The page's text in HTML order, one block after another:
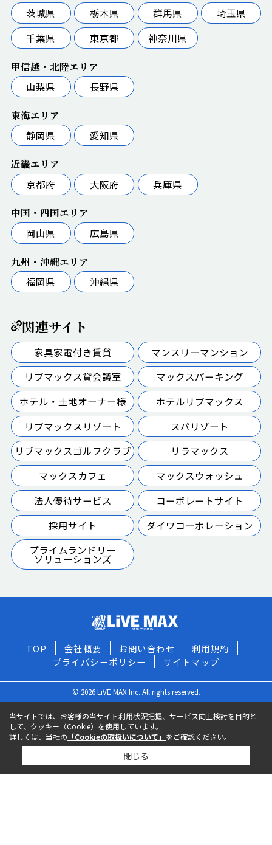
茨城県
栃木県 群馬県
埼玉県
千葉県
東京都 神奈川県
甲信越・北陸エリア
山梨県
長野県
東海エリア
静岡県
愛知県
近畿エリア
京都府
大阪府 兵庫県
中国・四国エリア
岡山県
広島県
九州・沖縄エリア
福岡県
沖縄県
関連サイト
家具家電付き賃貸
マンスリーマンション
リブマックス貸会議室
マックスパーキング
ホテル・土地オーナー様
ホテルリブマックス
リブマックスリゾート
スパリゾート
リブマックスゴルフクラブ
リラマックス
マックスカフェ
マックスウォッシュ
法人優待サービス
コーポレートサイト
採用サイト
ダイワコーポレーション
プライムランドリー
ソリューションズ
TOP 会社概要 お問い合わせ
利用規約
プライバシーポリシー
サイトマップ
© 2026 LiVE MAX Inc. All rights reserved.
当サイトでは、お客様の当サイト利用状況把握、サービス向上検討を目的と
して、クッキー（Cookie）を使用しています。
詳しくは、当社の 「Cookieの取扱いについて」 をご確認ください。
閉じる